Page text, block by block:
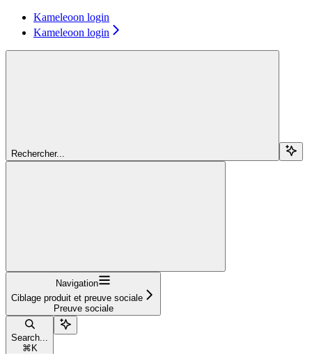
Kameleoon login
Kameleoon login
Rechercher...
Navigation
Ciblage produit et preuve sociale
Preuve sociale
Search...
⌘ K